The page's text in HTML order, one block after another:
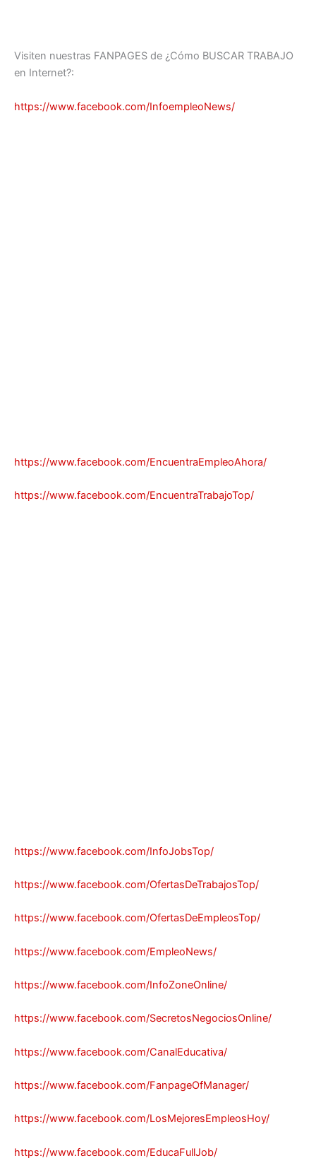
Visiten nuestras FANPAGES de ¿Cómo BUSCAR TRABAJO
en Internet?:
https://www.facebook.com/InfoempleoNews/
https://www.facebook.com/EncuentraEmpleoAhora/
https://www.facebook.com/EncuentraTrabajoTop/
https://www.facebook.com/InfoJobsTop/
https://www.facebook.com/OfertasDeTrabajosTop/
https://www.facebook.com/OfertasDeEmpleosTop/
https://www.facebook.com/EmpleoNews/
https://www.facebook.com/InfoZoneOnline/
https://www.facebook.com/SecretosNegociosOnline/
https://www.facebook.com/CanalEducativa/
https://www.facebook.com/FanpageOfManager/
https://www.facebook.com/LosMejoresEmpleosHoy/
https://www.facebook.com/EducaFullJob/